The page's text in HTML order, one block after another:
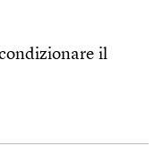
il